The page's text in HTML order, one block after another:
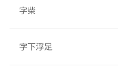
字柴
字下浮足